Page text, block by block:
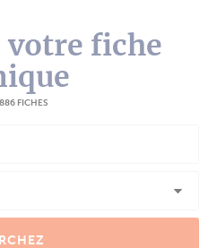
votre fiche
FICHES